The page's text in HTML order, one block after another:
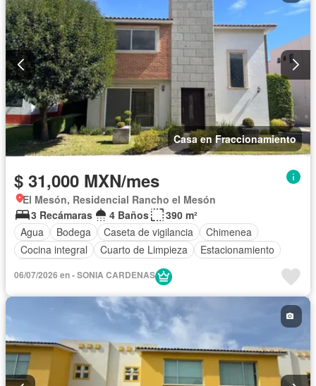
Casa en Fraccionamiento
$ 31,000 MXN/mes
El Mesón, Residencial Rancho el Mesón
3 Recámaras
4 Baños
390 m²
Agua
Bodega Caseta de vigilancia
Chimenea
Cocina integral
Cuarto de Limpieza
Estacionamiento
06/07/2026 en - SONIA CARDENAS